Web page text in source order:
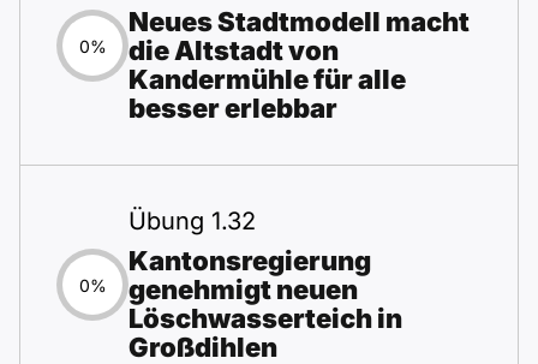
0%
Neues Stadtmodell macht
die Altstadt von
Kandermühle für alle
besser erlebbar
0%
Übung 1.32
Kantonsregierung
genehmigt neuen
Löschwasserteich in
Großdihlen